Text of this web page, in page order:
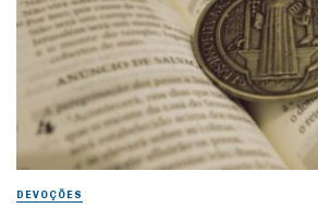
DEVOÇÕES